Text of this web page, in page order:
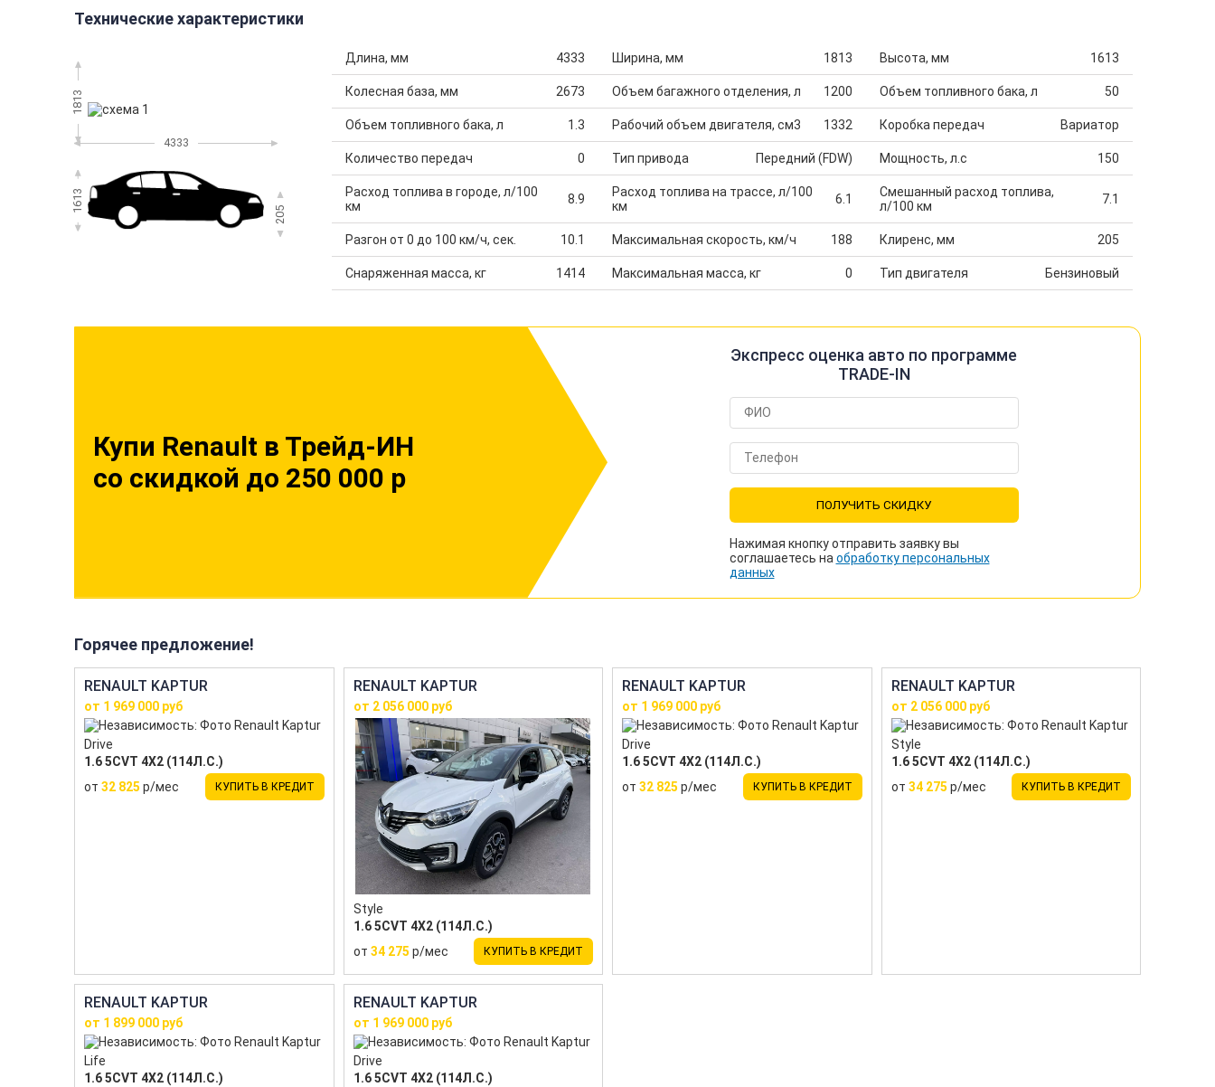
Технические характеристики
1813
4333
1613
205
Длина, мм 4333 Ширина, мм 1813 Высота, мм 1613
Колесная база, мм 2673 Объем багажного отделения, л 1200 Объем топливного бака, л 50
Объем топливного бака, л 1.3 Рабочий объем двигателя, см3 1332 Коробка передач Вариатор
Количество передач 0 Тип привода Передний (FDW) Мощность, л.с 150
Расход топлива в городе, л/100
км
8.9
Расход топлива на трассе, л/100
км
6.1
Смешанный расход топлива,
л/100 км
7.1
Разгон от 0 до 100 км/ч, сек. 10.1 Максимальная скорость, км/ч 188 Клиренс, мм 205
Снаряженная масса, кг 1414 Максимальная масса, кг 0 Тип двигателя Бензиновый
Купи Renault в Трейд-ИН
со скидкой до 250 000 р
Экспресс оценка авто по программе
TRADE-IN
ПОЛУЧИТЬ СКИДКУ
Нажимая кнопку отправить заявку вы
соглашаетесь на обработку персональных
данных
Горячее предложение!
RENAULT KAPTUR
от 1 969 000 руб
Drive
1.6 5CVT 4X2 (114Л.С.)
от 32 825 р/мес КУПИТЬ В КРЕДИТ
RENAULT KAPTUR
от 2 056 000 руб
Style
1.6 5CVT 4X2 (114Л.С.)
от 34 275 р/мес КУПИТЬ В КРЕДИТ
RENAULT KAPTUR
от 1 969 000 руб
Drive
1.6 5CVT 4X2 (114Л.С.)
от 32 825 р/мес КУПИТЬ В КРЕДИТ
RENAULT KAPTUR
от 2 056 000 руб
Style
1.6 5CVT 4X2 (114Л.С.)
от 34 275 р/мес КУПИТЬ В КРЕДИТ
RENAULT KAPTUR
от 1 899 000 руб
Life
1.6 5CVT 4X2 (114Л.С.)
RENAULT KAPTUR
от 1 969 000 руб
Drive
1.6 5CVT 4X2 (114Л.С.)